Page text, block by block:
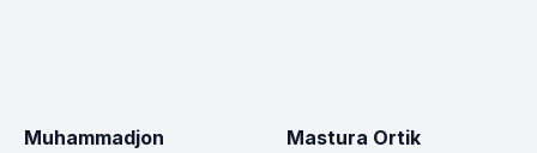
Muhammadjon
Mastura Ortik